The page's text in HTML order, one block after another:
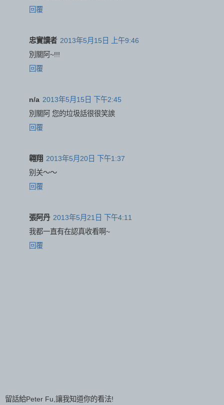
回覆
忠實讀者 2013年5月15日 上午9:46
別關阿~!!!
回覆
n/a 2013年5月15日 下午2:45
別關阿 您的垃圾話很很笑誒
回覆
翱翔 2013年5月20日 下午1:37
别关～～
回覆
張阿丹 2013年5月21日 下午4:11
我都一直有在認真收看啊~
回覆
留話給Peter Fu,讓我知道你的看法!